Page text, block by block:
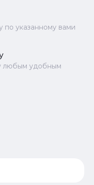
по указанному вами
любым удобным